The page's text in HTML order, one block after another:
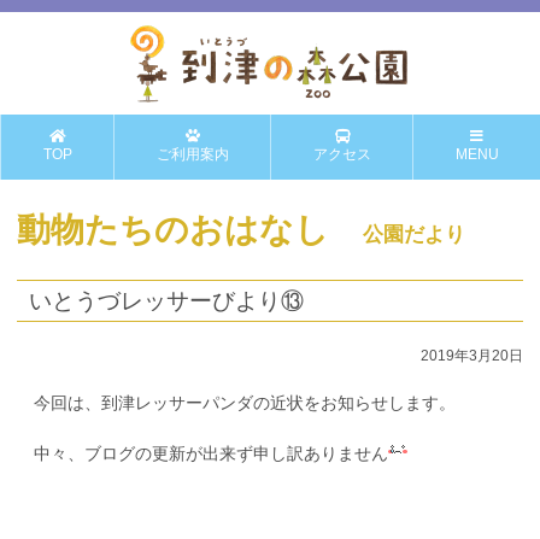
TOP ご利用案内 アクセス MENU
動物たちのおはなし 公園だより
いとうづレッサーびより⑬
2019年3月20日
今回は、到津レッサーパンダの近状をお知らせします。
中々、ブログの更新が出来ず申し訳ありません